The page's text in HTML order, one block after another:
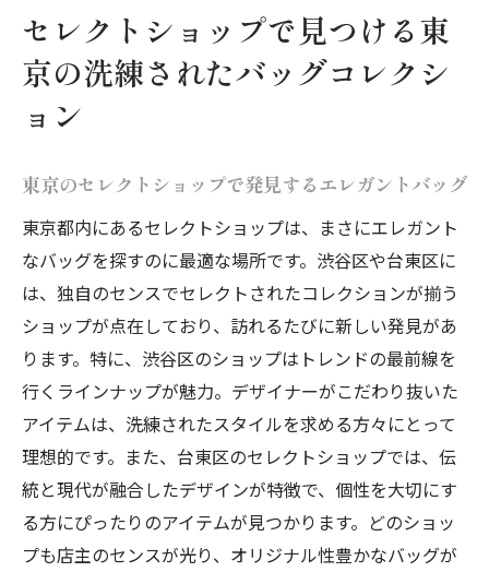
セレクトショップで見つける東
京の洗練されたバッグコレクシ
ョン
東京のセレクトショップで発見するエレガントバッグ
東京都内にあるセレクトショップは、まさにエレガント
なバッグを探すのに最適な場所です。渋谷区や台東区に
は、独自のセンスでセレクトされたコレクションが揃う
ショップが点在しており、訪れるたびに新しい発見があ
ります。特に、渋谷区のショップはトレンドの最前線を
行くラインナップが魅力。デザイナーがこだわり抜いた
アイテムは、洗練されたスタイルを求める方々にとって
理想的です。また、台東区のセレクトショップでは、伝
統と現代が融合したデザインが特徴で、個性を大切にす
る方にぴったりのアイテムが見つかります。どのショッ
プも店主のセンスが光り、オリジナル性豊かなバッグが